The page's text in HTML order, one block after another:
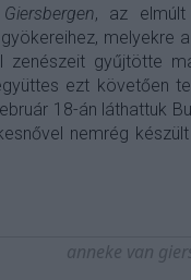
, az elmúlt
melyekre a
zenészeit gyűjtötte
ezt követően
18-án láthattuk
nemrég készült
anneke van